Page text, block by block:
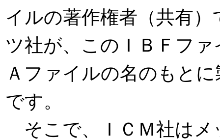
イルの著作権者（共有
ツ社が、このＩＢＦフ
Ａファイルの名のもと
です。
そこで、ＩＣＭ社はメ